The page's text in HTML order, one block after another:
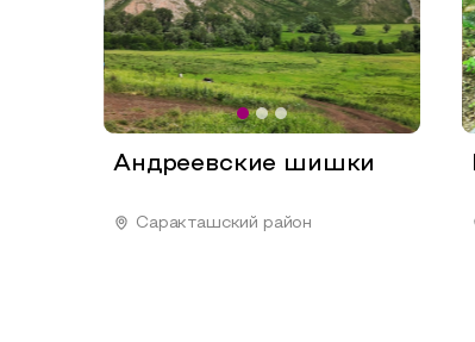
Андреевские шишки
Саракташский район